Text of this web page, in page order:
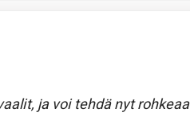
ja voi tehdä nyt rohkeaa